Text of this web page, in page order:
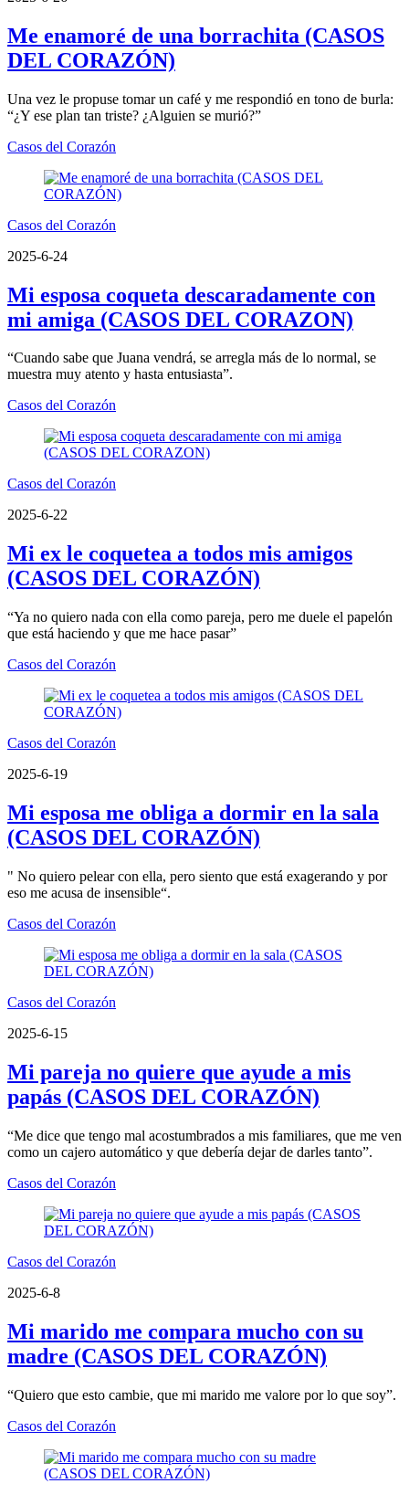
Me enamoré de una borrachita (CASOS
DEL CORAZÓN)
Una vez le propuse tomar un café y me respondió en tono de burla:
“¿Y ese plan tan triste? ¿Alguien se murió?”
Casos del Corazón
Casos del Corazón
2025-6-24
Mi esposa coqueta descaradamente con
mi amiga (CASOS DEL CORAZON)
“Cuando sabe que Juana vendrá, se arregla más de lo normal, se
muestra muy atento y hasta entusiasta”.
Casos del Corazón
Casos del Corazón
2025-6-22
Mi ex le coquetea a todos mis amigos
(CASOS DEL CORAZÓN)
“Ya no quiero nada con ella como pareja, pero me duele el papelón
que está haciendo y que me hace pasar”
Casos del Corazón
Casos del Corazón
2025-6-19
Mi esposa me obliga a dormir en la sala
(CASOS DEL CORAZÓN)
" No quiero pelear con ella, pero siento que está exagerando y por
eso me acusa de insensible“.
Casos del Corazón
Casos del Corazón
2025-6-15
Mi pareja no quiere que ayude a mis
papás (CASOS DEL CORAZÓN)
“Me dice que tengo mal acostumbrados a mis familiares, que me ven
como un cajero automático y que debería dejar de darles tanto”.
Casos del Corazón
Casos del Corazón
2025-6-8
Mi marido me compara mucho con su
madre (CASOS DEL CORAZÓN)
“Quiero que esto cambie, que mi marido me valore por lo que soy”.
Casos del Corazón